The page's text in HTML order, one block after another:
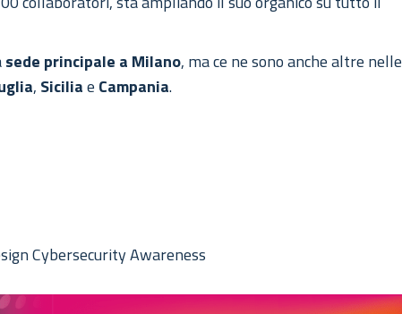
sede principale a Milano, ma ce ne sono anche altre nelle
, Siciliae Campania.
Cybersecurity Awareness